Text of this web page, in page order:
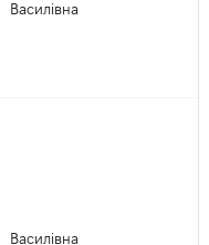
Василівна
Василівна